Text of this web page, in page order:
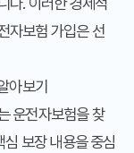
자보험 가입은 선
아보기
운전자보험을 찾
보장 내용을 중심